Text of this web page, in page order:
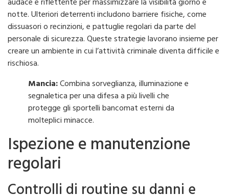
notte. Ulteriori deterrenti includono barriere fisiche, come
dissuasori o recinzioni, e pattuglie regolari da parte del
personale di sicurezza. Queste strategie lavorano insieme per
creare un ambiente in cui l’attività criminale diventa difficile e
rischiosa.
Mancia:Combina sorveglianza, illuminazione e
segnaletica per una difesa a più livelli che
protegge gli sportelli bancomat esterni da
molteplici minacce.
Ispezione e manutenzione
regolari
Controlli di routine su danni e